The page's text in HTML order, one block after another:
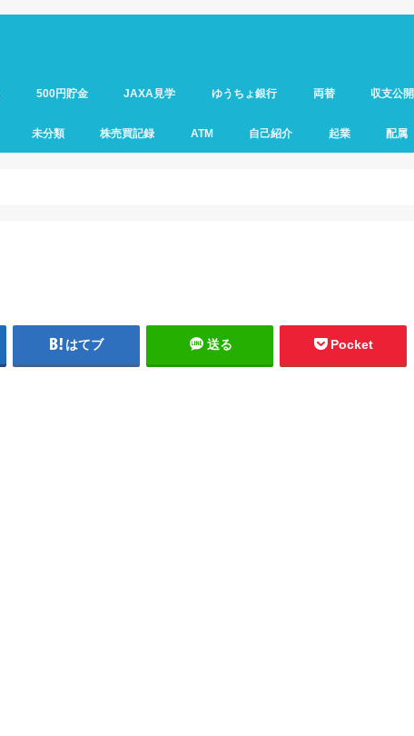
500円貯金 JAXA見学 ゆうちょ銀行 両替 収支公開
未分類 株売買記録 ATM 自己紹介 起業 配属
はてブ 送る Pocket